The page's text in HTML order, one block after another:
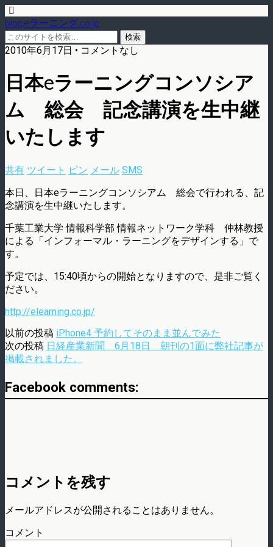
blog.eラーニング.co.jp
2010年6月17日 • コメントなし
日本eラーニングコンソシア
ム 総会 記念講演を生中継
いたします
共有 ツイート ピン メール SMS
本日、日本eラーニングコンソシアム 総会で行われる、記
念講演を生中継いたします。
千葉工業大学 情報科学部 情報ネットワーク学科 仲林教授
による「インフォーマル・ラーニングをデザインする」で
す。
予定では、15:40頃からの開始となりますので、是非ご覧く
ださい。
http://elearning.co.jp/
以前の投稿 iPhone4 予約してそのまま並んでみた
次の投稿 日経産業新聞 6月18日 朝刊の1面に弊社記事が
掲載されました。
Facebook comments:
コメントを残す
メールアドレスが公開されることはありません。
コメント